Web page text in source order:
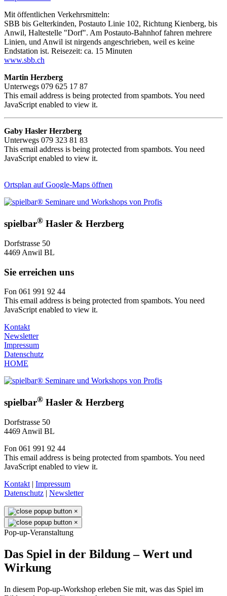
Mit öffentlichen Verkehrsmitteln:
SBB bis Gelterkinden, Postauto Linie 102, Richtung Kienberg, bis
Anwil, Haltestelle "Dorf". Am Postauto-Bahnhof fahren mehrere
Linien, und Anwil ist nirgends angeschrieben, weil es keine
Endstation ist. Reisezeit: ca. 15 Minuten
www.sbb.ch
Martin Herzberg
Unterwegs 079 625 17 87
This email address is being protected from spambots. You need
JavaScript enabled to view it.
Gaby Hasler Herzberg
Unterwegs 079 323 81 83
This email address is being protected from spambots. You need
JavaScript enabled to view it.
Ortsplan auf Google-Maps öffnen
spielbar® Hasler & Herzberg
Dorfstrasse 50
4469 Anwil BL
Sie erreichen uns
Fon 061 991 92 44
This email address is being protected from spambots. You need
JavaScript enabled to view it.
Kontakt
Newsletter
Impressum
Datenschutz
HOME
spielbar® Hasler & Herzberg
Dorfstrasse 50
4469 Anwil BL
Fon 061 991 92 44
This email address is being protected from spambots. You need
JavaScript enabled to view it.
Kontakt | Impressum
Datenschutz | Newsletter
×
×
Pop-up-Veranstaltung
Das Spiel in der Bildung – Wert und
Wirkung
In diesem Pop-up-Workshop erleben Sie mit, was das Spiel im